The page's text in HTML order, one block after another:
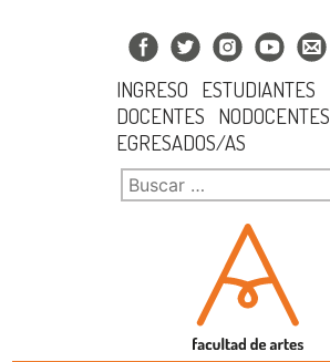
INGRESO
ESTUDIANTES
DOCENTES
NODOCENTES
EGRESADOS/AS